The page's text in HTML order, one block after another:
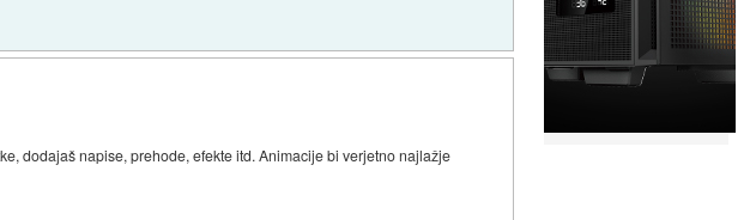
dodajaš napise, prehode, efekte itd. Animacije bi verjetno najlažje